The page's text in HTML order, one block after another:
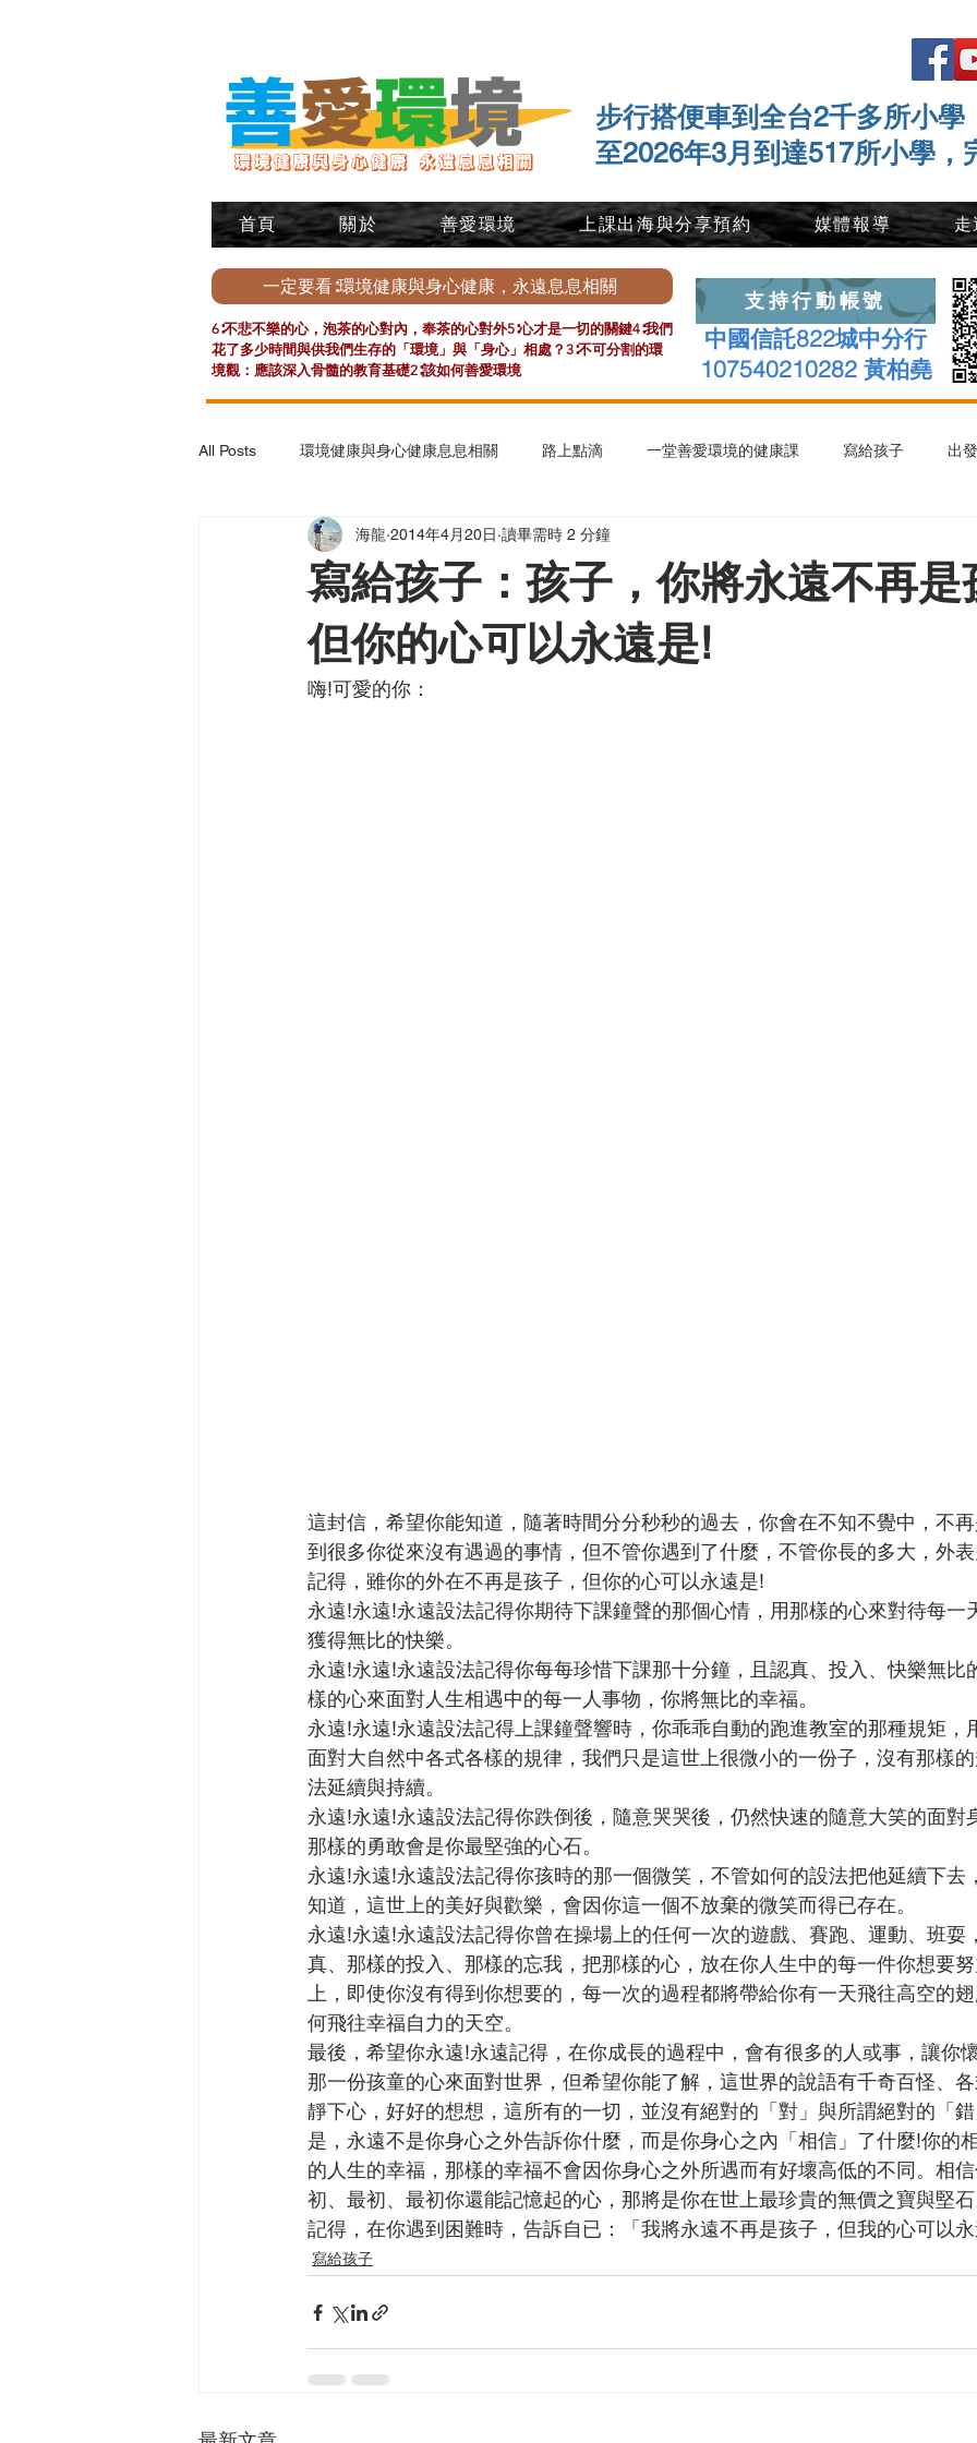
步行搭便車到全台2千多所小學
至2026年3月到達517所小學，
首頁 關於 善愛環境 上課出海與分享預約 媒體報導
一定要看∶環境健康與身心健康，永遠息息相關
6∶不悲不樂的心，泡茶的心對內，奉茶的心對外5∶心才是一切的關鍵4∶我們
花了多少時間與供我們生存的「環境」與「身心」相處？3∶不可分割的環
境觀：應該深入骨髓的教育基礎2∶該如何善愛環境
支持行動帳號
中國信託822城中分行
107540210282 黃柏堯
All Posts 環境健康與身心健康息息相關 路上點滴 一堂善愛環境的健康課 寫給孩子 出
健海天使 龍（媽）窩計劃 寫給家長與老師
寫給孩子：孩子，你將永遠不再是
但你的心可以永遠是!
海龍 2014年4月20日 讀畢需時 2 分鐘
嗨!可愛的你：
這封信，希望你能知道，隨著時間分分秒秒的過去，你會在不知不覺中，不
到很多你從來沒有遇過的事情，但不管你遇到了什麼，不管你長的多大，外
記得，雖你的外在不再是孩子，但你的心可以永遠是!
永遠!永遠!永遠設法記得你期待下課鐘聲的那個心情，用那樣的心來對待每一
獲得無比的快樂。
永遠!永遠!永遠設法記得你每每珍惜下課那十分鐘，且認真、投入、快樂無比
樣的心來面對人生相遇中的每一人事物，你將無比的幸福。
永遠!永遠!永遠設法記得上課鐘聲響時，你乖乖自動的跑進教室的那種規矩，
面對大自然中各式各樣的規律，我們只是這世上很微小的一份子，沒有那樣
法延續與持續。
永遠!永遠!永遠設法記得你跌倒後，隨意哭哭後，仍然快速的隨意大笑的面對
那樣的勇敢會是你最堅強的心石。
永遠!永遠!永遠設法記得你孩時的那一個微笑，不管如何的設法把他延續下去
知道，這世上的美好與歡樂，會因你這一個不放棄的微笑而得已存在。
永遠!永遠!永遠設法記得你曾在操場上的任何一次的遊戲、賽跑、運動、班耍
真、那樣的投入、那樣的忘我，把那樣的心，放在你人生中的每一件你想要
上，即使你沒有得到你想要的，每一次的過程都將帶給你有一天飛往高空的
何飛往幸福自力的天空。
最後，希望你永遠!永遠記得，在你成長的過程中，會有很多的人或事，讓你
那一份孩童的心來面對世界，但希望你能了解，這世界的說語有千奇百怪、
靜下心，好好的想想，這所有的一切，並沒有絕對的「對」與所謂絕對的「
是，永遠不是你身心之外告訴你什麼，而是你身心之內「相信」了什麼!你的
的人生的幸福，那樣的幸福不會因你身心之外所遇而有好壞高低的不同。相
初、最初、最初你還能記憶起的心，那將是你在世上最珍貴的無價之寶與堅
記得，在你遇到困難時，告訴自已：「我將永遠不再是孩子，但我的心可以
寫給孩子